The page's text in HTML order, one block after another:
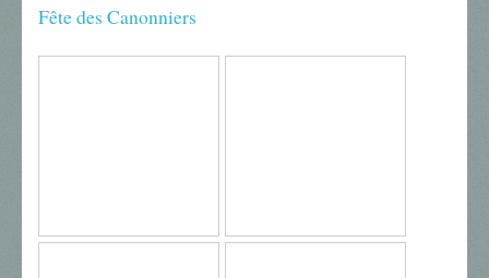
Fête des Canonniers